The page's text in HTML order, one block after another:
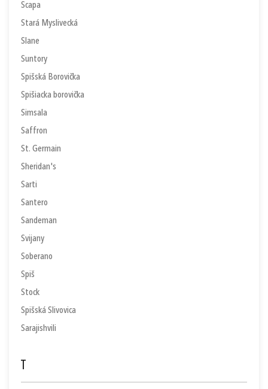
Scapa
Stará Myslivecká
Slane
Suntory
Spišská Borovička
Spišiacka borovička
Simsala
Saffron
St. Germain
Sheridan's
Sarti
Santero
Sandeman
Svijany
Soberano
Spiš
Stock
Spišská Slivovica
Sarajishvili